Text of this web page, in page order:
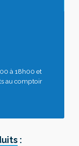
à 18h00 et
au comptoir
: